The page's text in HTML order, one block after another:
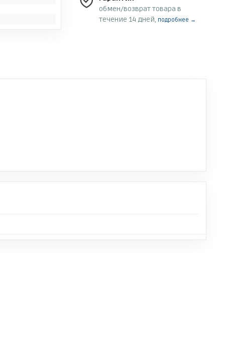
обмен/возврат товара в
течение 14 дней, подробнее →